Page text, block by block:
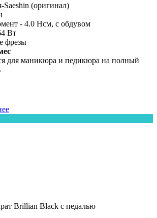
(оригинал)
- 4.0 Нсм, с обдувом
Вт
фрезы
для маникюра и педикюра на полный
Brillian Black с педалью